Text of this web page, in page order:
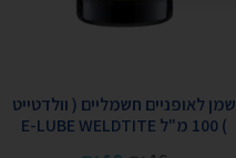
שמן לאופניים חשמליים ( וולדטייט
) 100 מ"ל E-LUBE WELDTITE